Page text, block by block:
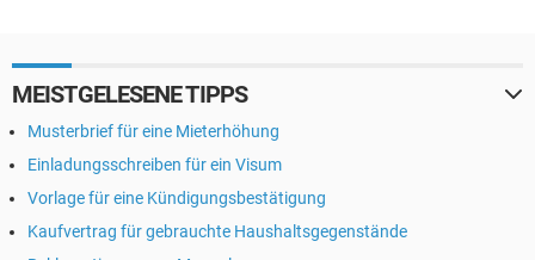
MEISTGELESENE TIPPS
Musterbrief für eine Mieterhöhung
Einladungsschreiben für ein Visum
Vorlage für eine Kündigungsbestätigung
Kaufvertrag für gebrauchte Haushaltsgegenstände